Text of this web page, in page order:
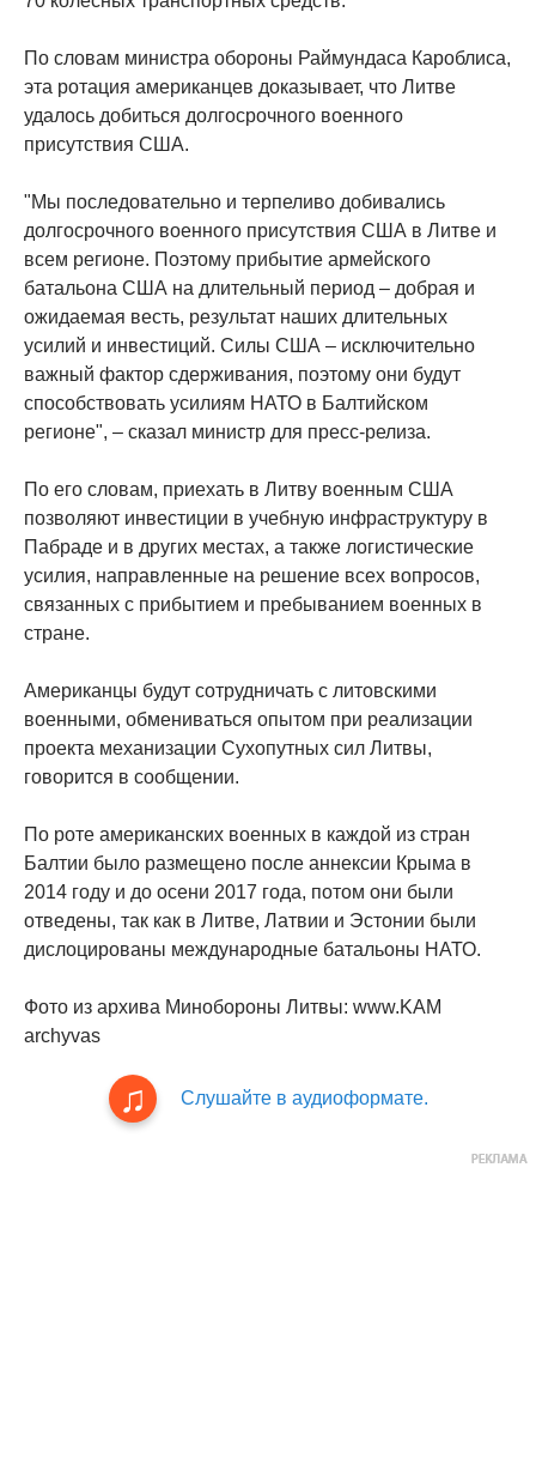
По словам министра обороны Раймундаса Кароблиса,
эта ротация американцев доказывает, что Литве
удалось добиться долгосрочного военного
присутствия США.
"Мы последовательно и терпеливо добивались
долгосрочного военного присутствия США в Литве и
всем регионе. Поэтому прибытие армейского
батальона США на длительный период – добрая и
ожидаемая весть, результат наших длительных
усилий и инвестиций. Силы США – исключительно
важный фактор сдерживания, поэтому они будут
способствовать усилиям НАТО в Балтийском
регионе", – сказал министр для пресс-релиза.
По его словам, приехать в Литву военным США
позволяют инвестиции в учебную инфраструктуру в
Пабраде и в других местах, а также логистические
усилия, направленные на решение всех вопросов,
связанных с прибытием и пребыванием военных в
стране.
Американцы будут сотрудничать с литовскими
военными, обмениваться опытом при реализации
проекта механизации Сухопутных сил Литвы,
говорится в сообщении.
По роте американских военных в каждой из стран
Балтии было размещено после аннексии Крыма в
2014 году и до осени 2017 года, потом они были
отведены, так как в Литве, Латвии и Эстонии были
дислоцированы международные батальоны НАТО.
Фото из архива Минобороны Литвы: www.KAM
archyvas
Слушайте в аудиоформате.